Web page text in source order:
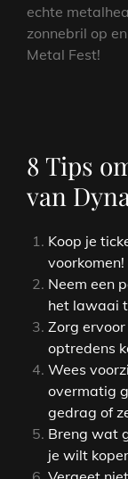
echte
zonnebril op
Metal Fest!
8 Tips
van
Koop je
voorkomen!
Neem een
het lawaai
Zorg
optredens
Wees
overmatig
gedrag of
Breng wat
je wilt